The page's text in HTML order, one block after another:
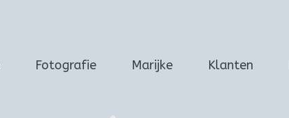
Fotografie Marijke Klanten